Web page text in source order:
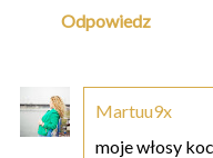
Odpowiedz
Martuu9x
moje włosy